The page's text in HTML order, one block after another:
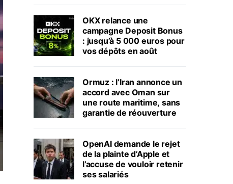
OKX relance une
campagne Deposit Bonus
: jusqu’à 5 000 euros pour
vos dépôts en août
Ormuz : l’Iran annonce un
accord avec Oman sur
une route maritime, sans
garantie de réouverture
OpenAI demande le rejet
de la plainte d’Apple et
l’accuse de vouloir retenir
ses salariés